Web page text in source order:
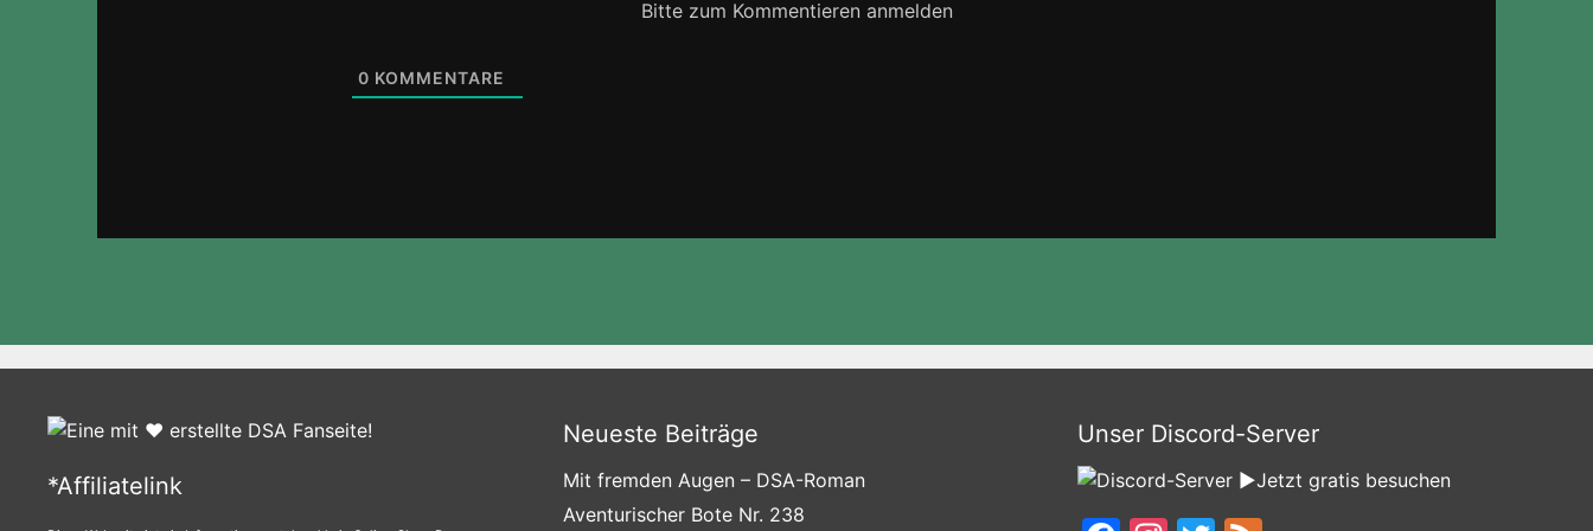
Bitte zum Kommentieren anmelden
0 KOMMENTARE
*Affiliatelink
Neueste Beiträge
Mit fremden Augen – DSA-Roman
Aventurischer Bote Nr. 238
Unser Discord-Server
►Jetzt gratis besuchen